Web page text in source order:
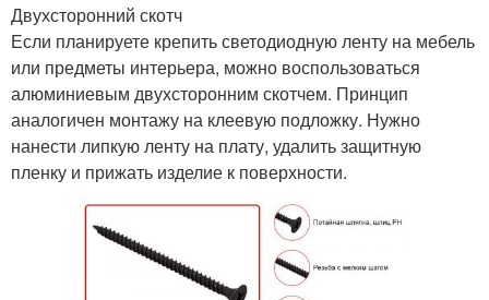
Двухсторонний скотч
Если планируете крепить светодиодную ленту на мебель
или предметы интерьера, можно воспользоваться
алюминиевым двухсторонним скотчем. Принцип
аналогичен монтажу на клеевую подложку. Нужно
нанести липкую ленту на плату, удалить защитную
пленку и прижать изделие к поверхности.